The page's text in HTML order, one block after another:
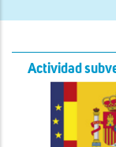
Actividad